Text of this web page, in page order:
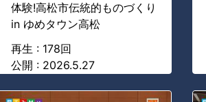
体験!高松市伝統的ものづくり
in ゆめタウン高松
再生 : 178回
公開 : 2026.5.27